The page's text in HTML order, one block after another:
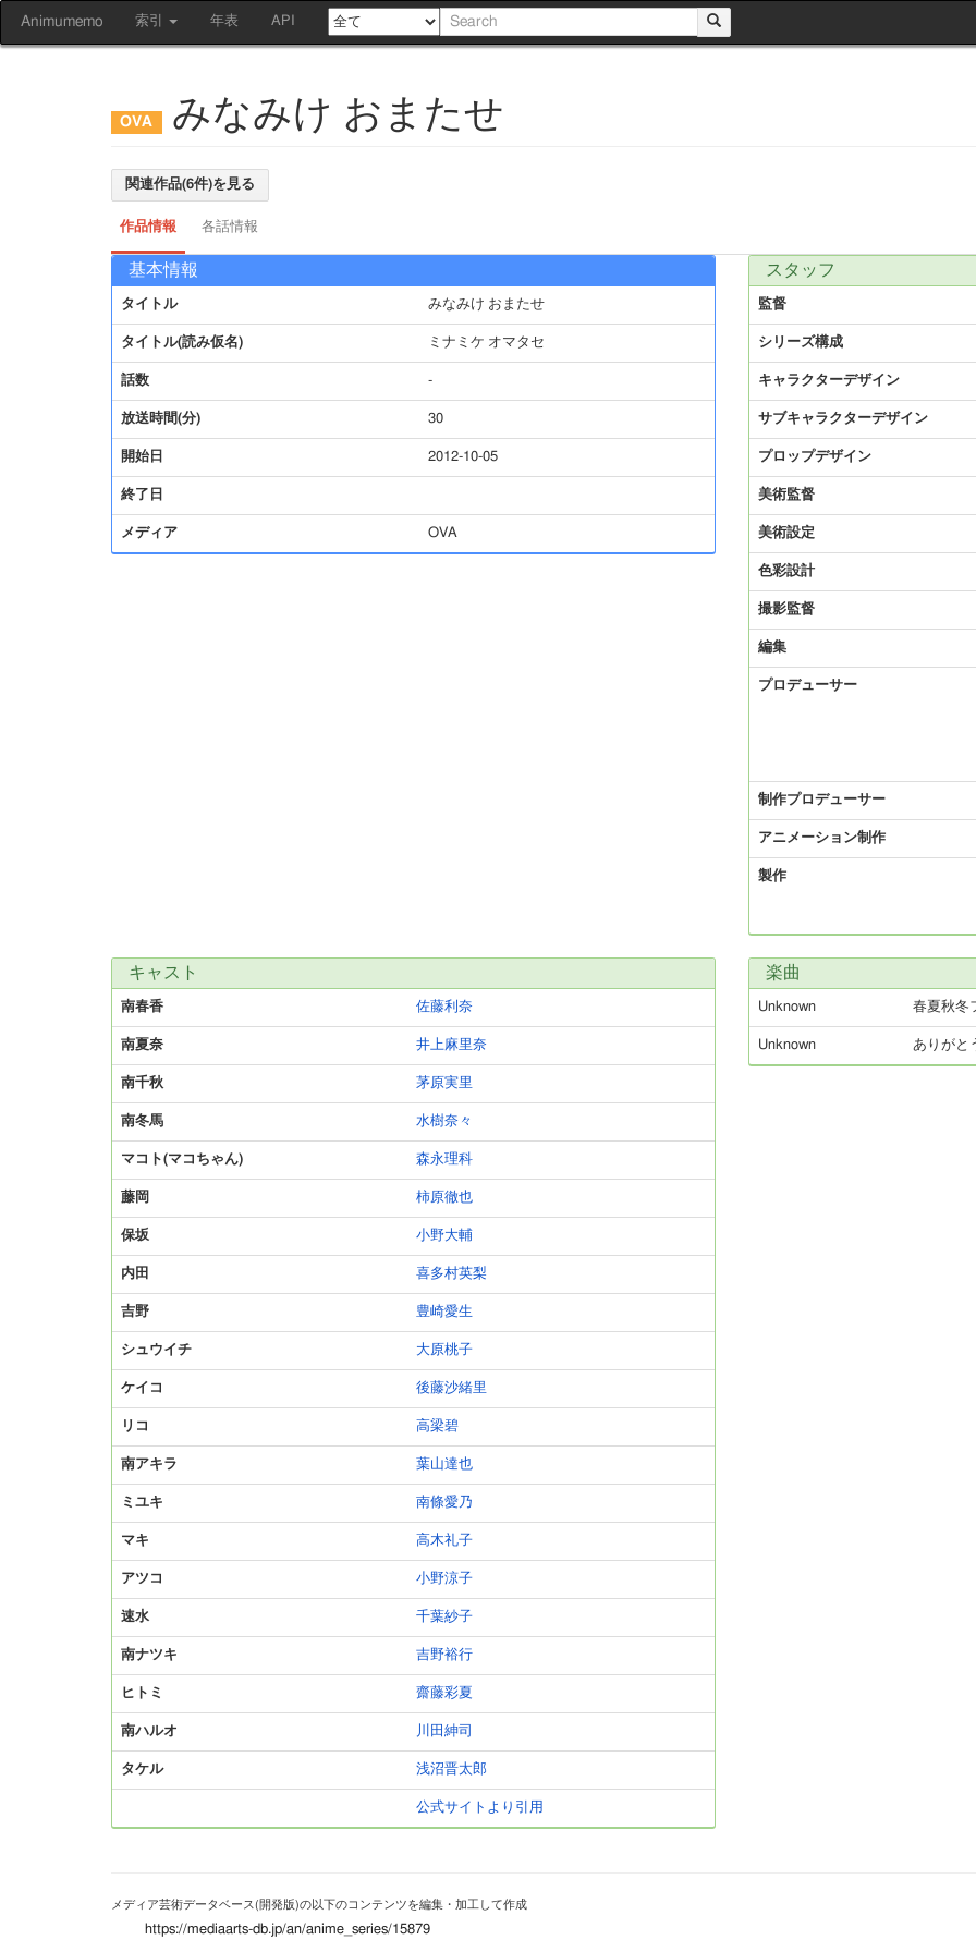
Animumemo 索引 年表 API
みなみけ おまたせ
関連作品(6件)を見る
作品情報 各話情報
基本情報
タイトル みなみけ おまたせ
タイトル(読み仮名) ミナミケ オマタセ
話数 -
放送時間(分) 30
開始日 2012-10-05
終了日
メディア OVA
スタッフ
監督
シリーズ構成
キャラクターデザイン
サブキャラクターデザイン
プロップデザイン
美術監督
美術設定
色彩設計
撮影監督
編集
プロデューサー
制作プロデューサー
アニメーション制作
製作
キャスト
南春香 佐藤利奈
南夏奈 井上麻里奈
南千秋 茅原実里
南冬馬 水樹奈々
マコト(マコちゃん) 森永理科
藤岡 柿原徹也
保坂 小野大輔
内田 喜多村英梨
吉野 豊崎愛生
シュウイチ 大原桃子
ケイコ 後藤沙緒里
リコ 高梁碧
南アキラ 葉山達也
ミユキ 南條愛乃
マキ 高木礼子
アツコ 小野涼子
速水 千葉紗子
南ナツキ 吉野裕行
ヒトミ 齋藤彩夏
南ハルオ 川田紳司
タケル 浅沼晋太郎
公式サイトより引用
楽曲
Unknown 春夏秋冬
Unknown ありがと
メディア芸術データベース(開発版)の以下のコンテンツを編集・加工して作成
https://mediaarts-db.jp/an/anime_series/15879